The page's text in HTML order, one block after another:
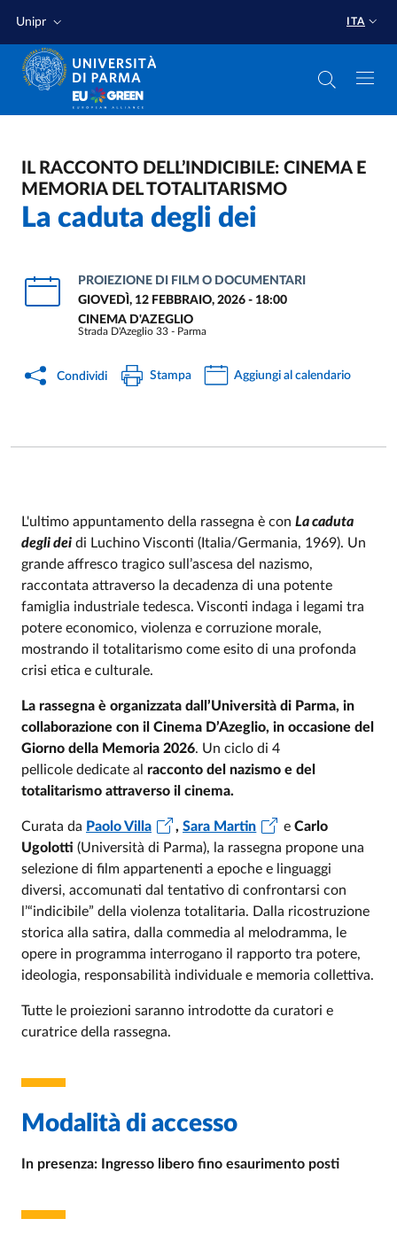
Unipr ITA
IL RACCONTO DELL’INDICIBILE: CINEMA E
MEMORIA DEL TOTALITARISMO
La caduta degli dei
PROIEZIONE DI FILM O DOCUMENTARI
GIOVEDÌ, 12 FEBBRAIO, 2026 - 18:00
CINEMA D'AZEGLIO
Strada D'Azeglio 33 - Parma
Condividi Stampa Aggiungi al calendario
Event description
L'ultimo appuntamento della rassegna è con La caduta
degli dei di Luchino Visconti (Italia/Germania, 1969). Un
grande affresco tragico sull’ascesa del nazismo,
raccontata attraverso la decadenza di una potente
famiglia industriale tedesca. Visconti indaga i legami tra
potere economico, violenza e corruzione morale,
mostrando il totalitarismo come esito di una profonda
crisi etica e culturale.
La rassegna è organizzata dall’Università di Parma, in
collaborazione con il Cinema D’Azeglio, in occasione del
Giorno della Memoria 2026. Un ciclo di 4
pellicole dedicate al racconto del nazismo e del
totalitarismo attraverso il cinema.
Curata da Paolo Villa ,Sara Martin eCarlo
Ugolotti (Università di Parma), la rassegna propone una
selezione di film appartenenti a epoche e linguaggi
diversi, accomunati dal tentativo di confrontarsi con
l’“indicibile” della violenza totalitaria. Dalla ricostruzione
storica alla satira, dalla commedia al melodramma, le
opere in programma interrogano il rapporto tra potere,
ideologia, responsabilità individuale e memoria collettiva.
Tutte le proiezioni saranno introdotte da curatori e
curatrice della rassegna.
Modalità di accesso
In presenza: Ingresso libero fino esaurimento posti